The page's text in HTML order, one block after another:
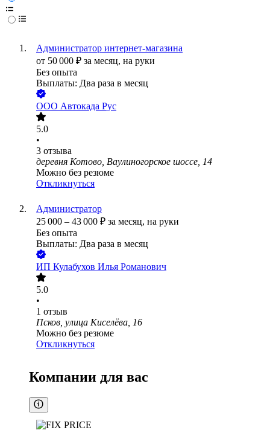
Администратор интернет-магазина
от 50 000 ₽ за месяц, на руки
Без опыта
Выплаты: Два раза в месяц
ООО Автокада Рус
5.0
•
3 отзыва
деревня Котово, Ваулиногорское шоссе, 14
Можно без резюме
Откликнуться
Администратор
25 000 – 43 000 ₽ за месяц, на руки
Без опыта
Выплаты: Два раза в месяц
ИП Кулабухов Илья Романович
5.0
•
1 отзыв
Псков, улица Киселёва, 16
Можно без резюме
Откликнуться
Компании для вас